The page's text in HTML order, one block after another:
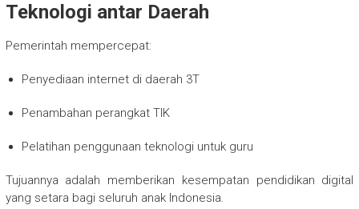
Teknologi antar Daerah
Pemerintah mempercepat:
Penyediaan internet di daerah 3T
Penambahan perangkat TIK
Pelatihan penggunaan teknologi untuk guru
Tujuannya adalah memberikan kesempatan pendidikan digital
yang setara bagi seluruh anak Indonesia.